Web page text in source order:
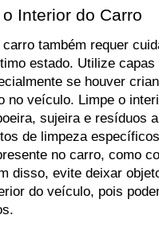
Interior do Carro
também requer
estado. Utilize capas
se houver
no veículo. Limpe o
sujeira e resíduos
de limpeza
no carro, como
disso, evite deixar
do veículo, pois